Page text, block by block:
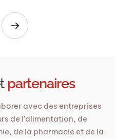
partenaires
avec des entreprises
de l'alimentation, de
de la pharmacie et de la